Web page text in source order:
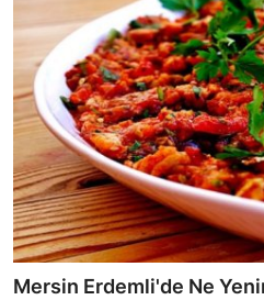
Mersin Erdemli'de Ne